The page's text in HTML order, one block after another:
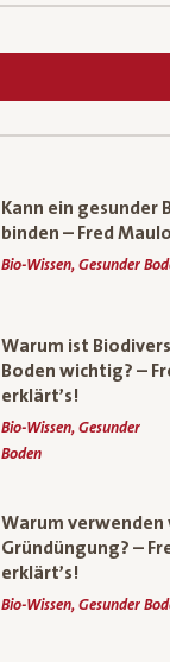
Kann ein gesunder
binden – Fred
Bio-Wissen, Gesunder
Warum ist
Boden wichtig? –
erklärt’s!
Bio-Wissen, Gesunder
Boden
Warum verwenden
Gründüngung? –
erklärt’s!
Bio-Wissen, Gesunder